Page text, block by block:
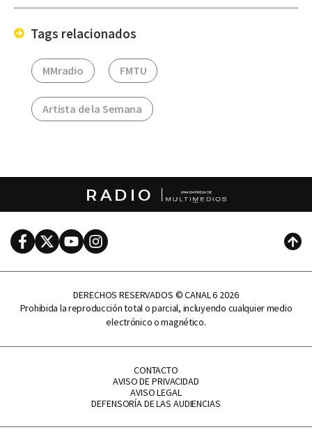
Tags relacionados
MMradio FMTU
Artista de la Semana
RADIO
FacebookTwitterYoutubeInstagram
DERECHOS RESERVADOS © CANAL 6 2026
Prohibida la reproducción total o parcial, incluyendo cualquier medio
electrónico o magnético.
CONTACTO
AVISO DE PRIVACIDAD
AVISO LEGAL
DEFENSORÍA DE LAS AUDIENCIAS